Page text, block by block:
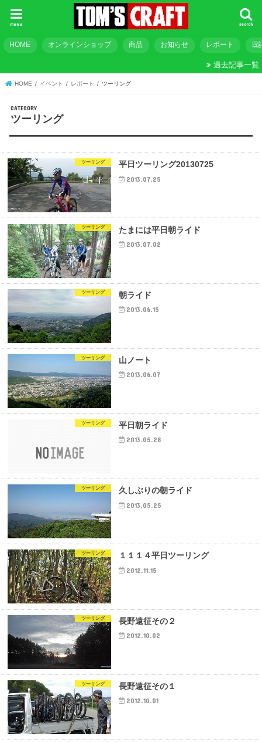
search
menu
HOME オンラインショップ 商品 お知らせ レポート 日
過去記事一覧
HOME イベント レポート ツーリング
ツーリング
ツーリング 平日ツーリング20130725
2013.07.25
ツーリング たまには平日朝ライド
2013.07.02
ツーリング 朝ライド
2013.06.15
ツーリング 山ノート
2013.06.07
ツーリング 平日朝ライド
2013.05.28
ツーリング 久しぶりの朝ライド
2013.05.25
ツーリング １１１４平日ツーリング
2012.11.15
ツーリング 長野遠征その２
2012.10.02
ツーリング 長野遠征その１
2012.10.01